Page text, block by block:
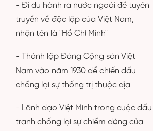
- Đi du hành ra nước ngoài để tuyên
truyền về độc lập của Việt Nam,
nhận tên là "Hồ Chí Minh"
- Thành lập Đảng Cộng sản Việt
Nam vào năm 1930 để chiến đấu
chống lại sự thống trị thuộc địa
- Lãnh đạo Việt Minh trong cuộc đấu
tranh chống lại sự chiếm đóng của